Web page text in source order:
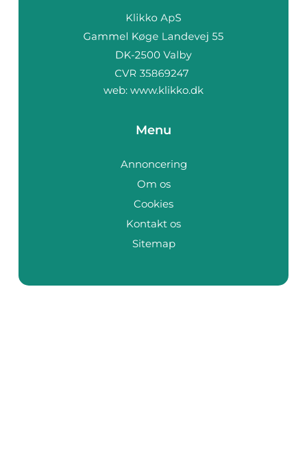
web: www.klikko.dk
Menu
Annoncering
Om os
Cookies
Kontakt os
Sitemap